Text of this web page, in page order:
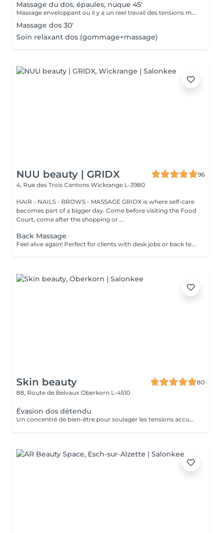
Massage du dos, épaules, nuque 45'
Massage enveloppant ou il y a un reel travail des tensions musculaires. axé sur le dos mais avec un reel benefice pour la nuque et les épaules.
Massage dos 30'
Soin relaxant dos (gommage+massage)
NUU beauty | GRIDX
96
4, Rue des Trois Cantons Wickrange L-3980
HAIR - NAILS - BROWS - MASSAGE GRIDX is where self-care
becomes part of a bigger day. Come before visiting the Food
Court, come after the shopping or ...
Back Massage
Feel alive again! Perfect for clients with desk jobs or back tension, focuses on relieving stress, tightness, and knots in the back and shoulders. Whether you suffer from chronic back pain or occasional tension, this treatment provides targeted relief and improved posture. Cupping therapy is an ancient healing technique that uses special cups to create gentle suction on the skin. This suction promotes blood flow, relieves muscle tension, reduces inflammation, and supports deep relaxation. The treatment can help release toxins, improve circulation, and ease chronic pain or stiffness. Age restrictions: there are no age restrictions for this procedure. Post procedure recommendations: do not do sport and any sharp movements for 2-3 hours after the procedure. Frequency: 1-2 times per week, 10 times in total. Repeat once in 3-6 months.
Skin beauty
80
88, Route de Belvaux Oberkorn L-4510
Évasion dos détendu
Un concentré de bien-être pour soulager les tensions accumulées. Ce massage ciblé du dos, de la nuque et des épaules combine des manuvres enveloppantes et profondes pour libérer le stress et apporter une sensation immédiate de légèreté. Idéal pour une pause relaxante en pleine journée.